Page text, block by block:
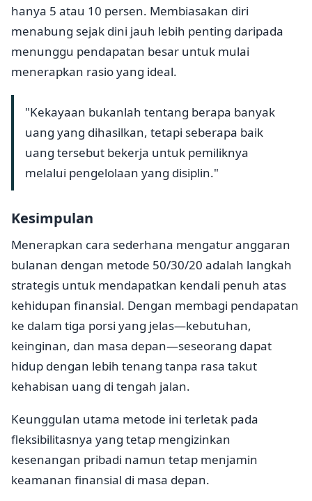
hanya 5 atau 10 persen. Membiasakan diri
menabung sejak dini jauh lebih penting daripada
menunggu pendapatan besar untuk mulai
menerapkan rasio yang ideal.
"Kekayaan bukanlah tentang berapa banyak
uang yang dihasilkan, tetapi seberapa baik
uang tersebut bekerja untuk pemiliknya
melalui pengelolaan yang disiplin."
Kesimpulan
Menerapkan cara sederhana mengatur anggaran
bulanan dengan metode 50/30/20 adalah langkah
strategis untuk mendapatkan kendali penuh atas
kehidupan finansial. Dengan membagi pendapatan
ke dalam tiga porsi yang jelas—kebutuhan,
keinginan, dan masa depan—seseorang dapat
hidup dengan lebih tenang tanpa rasa takut
kehabisan uang di tengah jalan.
Keunggulan utama metode ini terletak pada
fleksibilitasnya yang tetap mengizinkan
kesenangan pribadi namun tetap menjamin
keamanan finansial di masa depan.